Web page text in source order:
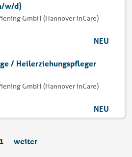
w/d)
GmbH (Hannover inCare)
NEU
/ Heilerziehungspfleger
GmbH (Hannover inCare)
NEU
1 weiter